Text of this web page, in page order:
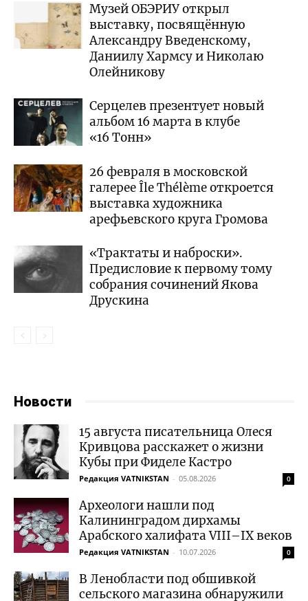
Музей ОБЭРИУ открыл
выставку, посвящённую
Александру Введенскому,
Даниилу Хармсу и Николаю
Олейникову
Серцелев презентует новый
альбом 16 марта в клубе
«16 Тонн»
26 февраля в московской
галерее Île Thélème откроется
выставка художника
арефьевского круга Громова
«Трактаты и наброски».
Предисловие к первому тому
собрания сочинений Якова
Друскина
Новости
15 августа писательница Олеся
Кривцова расскажет о жизни
Кубы при Фиделе Кастро
Редакция VATNIKSTAN - 05.08.2026 0
Археологи нашли под
Калининградом дирхамы
Арабского халифата VIII–IX веков
Редакция VATNIKSTAN - 10.07.2026 0
В Ленобласти под обшивкой
сельского магазина обнаружили